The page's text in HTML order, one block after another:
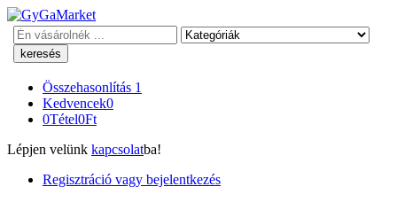
Keresés
Összehasonlítás 1
Kedvencek0
0Tétel0Ft
Lépjen velünk kapcsolatba!
Regisztráció vagy bejelentkezés